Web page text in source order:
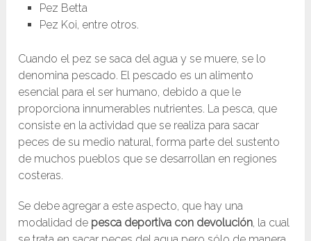
Pez Betta
Pez Koi, entre otros.
Cuando el pez se saca del agua y se muere, se lo
denomina pescado. El pescado es un alimento
esencial para el ser humano, debido a que le
proporciona innumerables nutrientes. La pesca, que
consiste en la actividad que se realiza para sacar
peces de su medio natural, forma parte del sustento
de muchos pueblos que se desarrollan en regiones
costeras.
Se debe agregar a este aspecto, que hay una
modalidad de pesca deportiva con devolución, la cual